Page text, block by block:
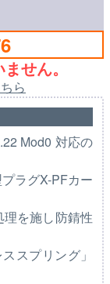
せん。
ら
Mod0 対応の
ラグX-PFカー
理を施し防錆性
スプリング」